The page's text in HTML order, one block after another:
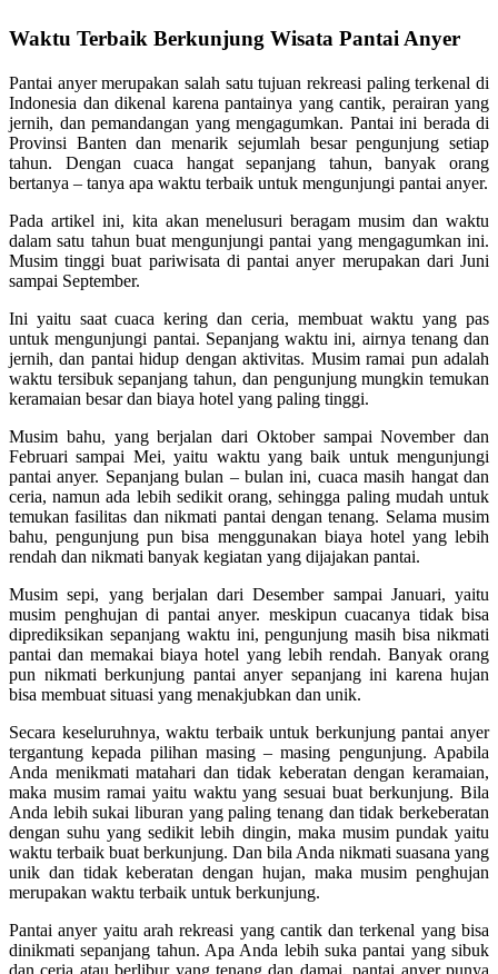
Waktu Terbaik Berkunjung Wisata Pantai Anyer
Pantai anyer merupakan salah satu tujuan rekreasi paling terkenal di
Indonesia dan dikenal karena pantainya yang cantik, perairan yang
jernih, dan pemandangan yang mengagumkan. Pantai ini berada di
Provinsi Banten dan menarik sejumlah besar pengunjung setiap
tahun. Dengan cuaca hangat sepanjang tahun, banyak orang
bertanya – tanya apa waktu terbaik untuk mengunjungi pantai anyer.
Pada artikel ini, kita akan menelusuri beragam musim dan waktu
dalam satu tahun buat mengunjungi pantai yang mengagumkan ini.
Musim tinggi buat pariwisata di pantai anyer merupakan dari Juni
sampai September.
Ini yaitu saat cuaca kering dan ceria, membuat waktu yang pas
untuk mengunjungi pantai. Sepanjang waktu ini, airnya tenang dan
jernih, dan pantai hidup dengan aktivitas. Musim ramai pun adalah
waktu tersibuk sepanjang tahun, dan pengunjung mungkin temukan
keramaian besar dan biaya hotel yang paling tinggi.
Musim bahu, yang berjalan dari Oktober sampai November dan
Februari sampai Mei, yaitu waktu yang baik untuk mengunjungi
pantai anyer. Sepanjang bulan – bulan ini, cuaca masih hangat dan
ceria, namun ada lebih sedikit orang, sehingga paling mudah untuk
temukan fasilitas dan nikmati pantai dengan tenang. Selama musim
bahu, pengunjung pun bisa menggunakan biaya hotel yang lebih
rendah dan nikmati banyak kegiatan yang dijajakan pantai.
Musim sepi, yang berjalan dari Desember sampai Januari, yaitu
musim penghujan di pantai anyer. meskipun cuacanya tidak bisa
diprediksikan sepanjang waktu ini, pengunjung masih bisa nikmati
pantai dan memakai biaya hotel yang lebih rendah. Banyak orang
pun nikmati berkunjung pantai anyer sepanjang ini karena hujan
bisa membuat situasi yang menakjubkan dan unik.
Secara keseluruhnya, waktu terbaik untuk berkunjung pantai anyer
tergantung kepada pilihan masing – masing pengunjung. Apabila
Anda menikmati matahari dan tidak keberatan dengan keramaian,
maka musim ramai yaitu waktu yang sesuai buat berkunjung. Bila
Anda lebih sukai liburan yang paling tenang dan tidak berkeberatan
dengan suhu yang sedikit lebih dingin, maka musim pundak yaitu
waktu terbaik buat berkunjung. Dan bila Anda nikmati suasana yang
unik dan tidak keberatan dengan hujan, maka musim penghujan
merupakan waktu terbaik untuk berkunjung.
Pantai anyer yaitu arah rekreasi yang cantik dan terkenal yang bisa
dinikmati sepanjang tahun. Apa Anda lebih suka pantai yang sibuk